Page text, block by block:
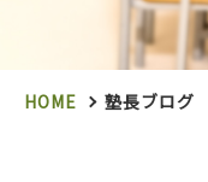
HOME 塾長ブログ